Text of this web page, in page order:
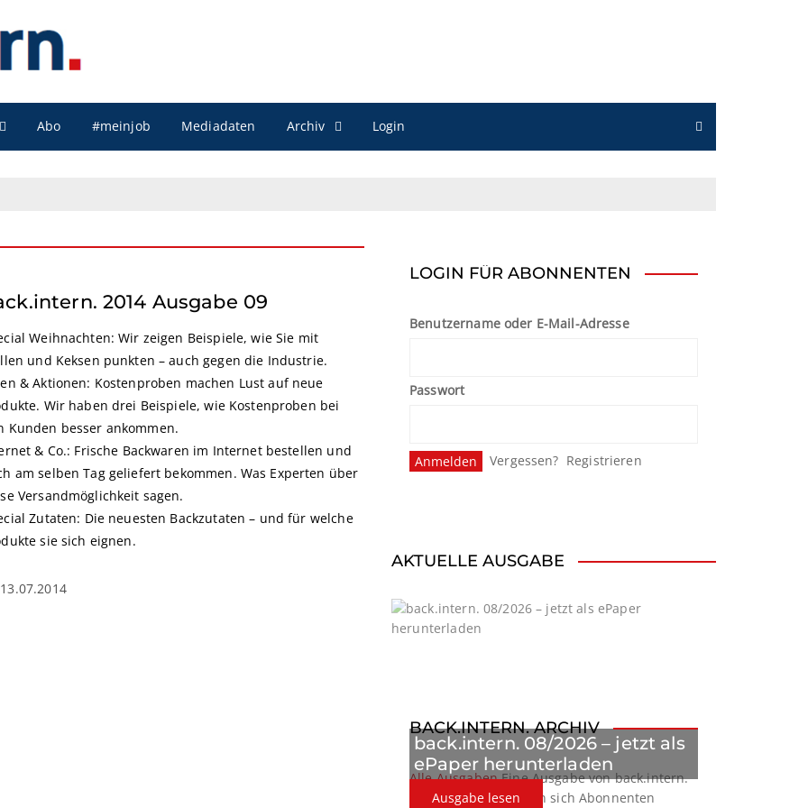
Abo #meinjob Mediadaten Archiv Login
2014 Ausgabe 09
Weihnachten: Wir zeigen Beispiele, wie Sie mit
und Keksen punkten – auch gegen die Industrie.
& Aktionen: Kostenproben machen Lust auf neue
Wir haben drei Beispiele, wie Kostenproben bei
Kunden besser ankommen.
& Co.: Frische Backwaren im Internet bestellen und
am selben Tag geliefert bekommen. Was Experten über
Versandmöglichkeit sagen.
Zutaten: Die neuesten Backzutaten – und für welche
sie sich eignen.
13.07.2014
LOGIN FÜR ABONNENTEN
Benutzername oder E-Mail-Adresse
Passwort
Vergessen? Registrieren
AKTUELLE AUSGABE
back.intern. 08/2026 – jetzt als
ePaper herunterladen
Ausgabe lesen
BACK.INTERN. ARCHIV
Alle AusgabenEine Ausgabe von back.intern.
verpasst? Hier können sich Abonnenten